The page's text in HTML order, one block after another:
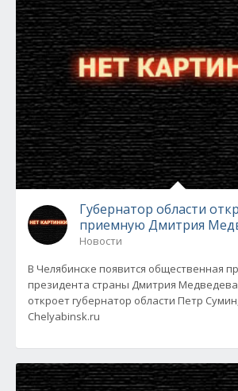
Губернатор области
приемную Дмитрия
Новости
В Челябинске появится общественная
президента страны Дмитрия
откроет губернатор области Петр
Chelyabinsk.ru